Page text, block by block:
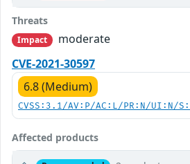
Threats
Impact
moderate
CVE-2021-30597
6.8 (Medium)
CVSS:3.1/AV:P/AC:L/PR:N/UI:N/
Affected products